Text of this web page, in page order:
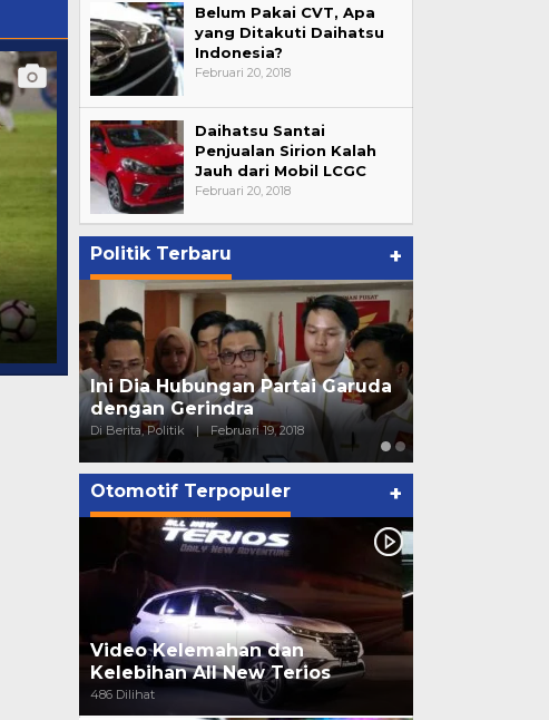
Belum Pakai CVT, Apa
yang Ditakuti Daihatsu
Indonesia?
Februari 20, 2018
Daihatsu Santai
Penjualan Sirion Kalah
Jauh dari Mobil LCGC
Februari 20, 2018
Politik Terbaru +
Strategi PPP Menangkan Duet
Ganjar dan Gus Yasin
Di Berita, Politik | Februari 19, 2018
Otomotif Terpopuler +
Video Kelemahan dan
Kelebihan All New Terios
486 Dilihat